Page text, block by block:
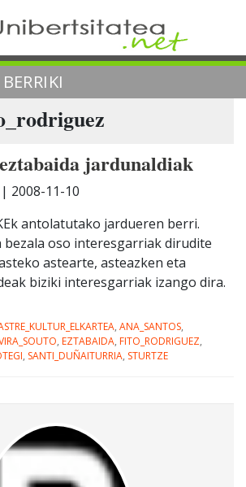
BERRIKI
jardunaldiak
| 2008-11-10
antolatutako jardueren berri.
oso interesgarriak dirudite
astearte, asteazken eta
biziki interesgarriak izango dira.
, ANA_SANTOS,
, EZTABAIDA, FITO_RODRIGUEZ,
, SANTI_DUÑAITURRIA, STURTZE